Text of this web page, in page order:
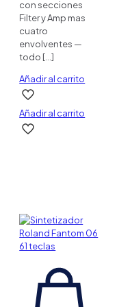
con secciones
Filter y Amp mas
cuatro
envolventes —
todo […]
Añadir al carrito
Añadir al carrito